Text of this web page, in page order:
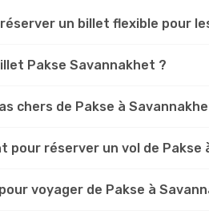
un billet flexible pour
Pakse Savannakhet ?
chers de Pakse à
pour réserver un vol de Pakse
voyager de Pakse à